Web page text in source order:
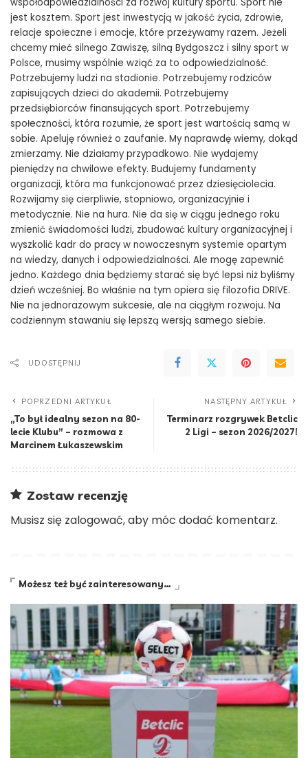
współodpowiedzialności za rozwój kultury sportu. Sport nie
jest kosztem. Sport jest inwestycją w jakość życia, zdrowie,
relacje społeczne i emocje, które przeżywamy razem. Jeżeli
chcemy mieć silnego Zawiszę, silną Bydgoszcz i silny sport w
Polsce, musimy wspólnie wziąć za to odpowiedzialność.
Potrzebujemy ludzi na stadionie. Potrzebujemy rodziców
zapisujących dzieci do akademii. Potrzebujemy
przedsiębiorców finansujących sport. Potrzebujemy
społeczności, która rozumie, że sport jest wartością samą w
sobie. Apeluję również o zaufanie. My naprawdę wiemy, dokąd
zmierzamy. Nie działamy przypadkowo. Nie wydajemy
pieniędzy na chwilowe efekty. Budujemy fundamenty
organizacji, która ma funkcjonować przez dziesięciolecia.
Rozwijamy się cierpliwie, stopniowo, organizacyjnie i
metodycznie. Nie na hura. Nie da się w ciągu jednego roku
zmienić świadomości ludzi, zbudować kultury organizacyjnej i
wyszkolić kadr do pracy w nowoczesnym systemie opartym
na wiedzy, danych i odpowiedzialności. Ale mogę zapewnić
jedno. Każdego dnia będziemy starać się być lepsi niż byliśmy
dzień wcześniej. Bo właśnie na tym opiera się filozofia DRIVE.
Nie na jednorazowym sukcesie, ale na ciągłym rozwoju. Na
codziennym stawaniu się lepszą wersją samego siebie.
UDOSTĘPNIJ
POPRZEDNI ARTYKUŁ
„To był idealny sezon na 80-
lecie Klubu” – rozmowa z
Marcinem Łukaszewskim
NASTĘPNY ARTYKUŁ
Terminarz rozgrywek Betclic
2 Ligi – sezon 2026/2027!
Zostaw recenzję
Musisz się zalogować, aby móc dodać komentarz.
Możesz też być zainteresowany…